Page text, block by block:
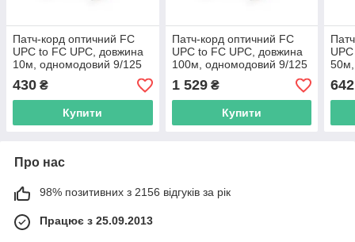
Патч-корд оптичний FC
UPC to FC UPC, довжина
10м, одномодовий 9/125
3mm, чорний, для
зовнішньої прокладки
430 ₴
Купити
Патч-корд оптичний FC
UPC to FC UPC, довжина
100м, одномодовий 9/125
3mm, чорний, для
зовнішньої прокладки
1 529₴
Купити
642
Про нас
98% позитивних з 2156 відгуків за рік
Працює з 25.09.2013